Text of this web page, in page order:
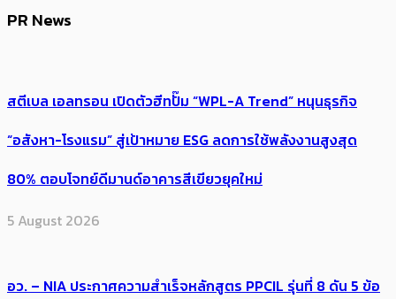
PR News
สตีเบล เอลทรอน เปิดตัวฮีทปั๊ม “WPL-A Trend” หนุนธุรกิจ
“อสังหา-โรงแรม” สู่เป้าหมาย ESG ลดการใช้พลังงานสูงสุด
80% ตอบโจทย์ดีมานด์อาคารสีเขียวยุคใหม่
5 August 2026
อว. – NIA ประกาศความสำเร็จหลักสูตร PPCIL รุ่นที่ 8 ดัน 5 ข้อ